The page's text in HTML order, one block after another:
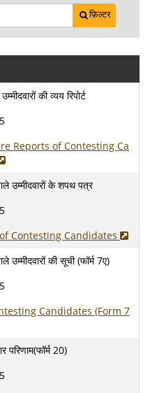
फ़िल्टर
की व्यय रिपोर्ट
Reports of Contesting Ca
उम्मीदवारों के शपथ पत्र
Contesting Candidates
उम्मीदवारों की सूची (फॉर्म 7ए)
Candidates (Form 7
परिणाम(फॉर्म 20)